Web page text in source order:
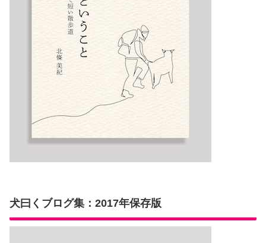
犬曰くブログ集：2017年保存版